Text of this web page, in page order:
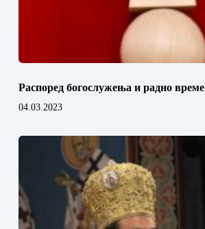
Распоред богослужења и радно време
04.03.2023